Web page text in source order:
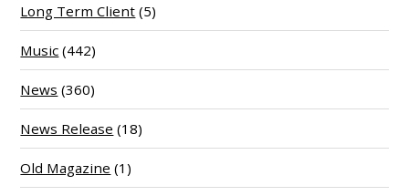
Long Term Client (5)
Music (442)
News (360)
News Release (18)
Old Magazine (1)